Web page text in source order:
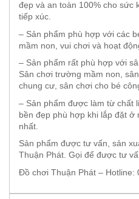
đẹp và an toàn 100% cho sức
tiếp xúc.
– Sản phẩm phù hợp với các
mầm non, vui chơi và hoạt
– Sản phẩm rất phù hợp với
Sân chơi trường mầm non,
chung cư, sân chơi cho bé
– Sản phẩm được làm từ chất
bền đẹp phù hợp khi lắp đặt ở
nhất.
Sản phẩm được tư vấn, sản
Thuận Phát. Gọi để được tư
Đồ chơi Thuận Phát – Hotline: